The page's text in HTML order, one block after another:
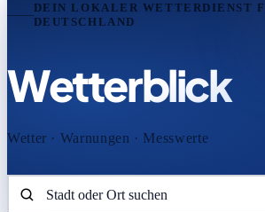
DEIN LOKALER WETTERDIENST
DEUTSCHLAND
Wetterblick
Wetter · Warnungen · Messwerte